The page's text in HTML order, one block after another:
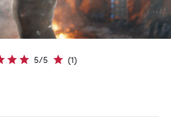
5/5 (1)